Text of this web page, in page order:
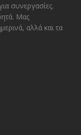
συνεργασίες.
Μας
αλλά και τα